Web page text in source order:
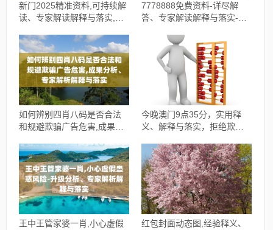
新门2025精准资料,可持续解
读、专家解读解释与落实,警
7778888免费资料-详尽解
答、专家解读解释与落实​-拒
如何辨别四肖八码是否合法
和规避欺骗广告危害,成果分
今晚澳门9点35分，实用释
义、解释与落实，拒绝欺骗
王中王管家婆一肖,小心虚假
红包封面动态图,经验释义、